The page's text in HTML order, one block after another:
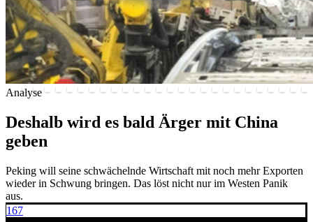
Analyse
Deshalb wird es bald Ärger mit China
geben
Peking will seine schwächelnde Wirtschaft mit noch mehr Exporten
wieder in Schwung bringen. Das löst nicht nur im Westen Panik
aus.
167